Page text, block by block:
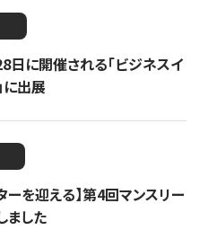
日に開催される「ビジネスイ
に出展
を迎える】​​第4回マンスリー
ました